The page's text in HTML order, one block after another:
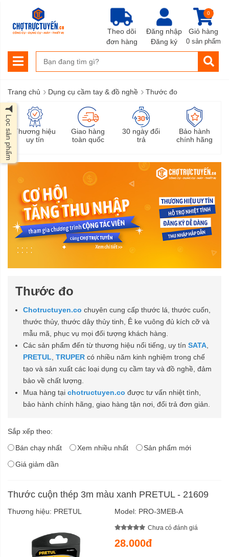
Đăng nhập
Đăng ký
Giỏ hàng
0
0 sản phẩm
Theo dõi
đơn hàng
Trang chủ › Dụng cụ cầm tay & đồ nghề › Thước đo
Thương hiệu
uy tín
Giao hàng
toàn quốc
30 ngày đổi
trả
Bảo hành
chính hãng
Thước đo
Chotructuyen.co chuyên cung cấp thước lá, thước cuốn,
thước thủy, thước dây thủy tinh, Ê ke vuông đủ kích cỡ và
mẫu mã, phục vụ mọi đối tượng khách hàng.
Các sản phẩm đến từ thương hiệu nổi tiếng, uy tín SATA
PRETUL TRUPER có nhiều năm kinh nghiệm trong chế
tạo và sản xuất các loại dụng cụ cầm tay và đồ nghề, đảm
bảo về chất lượng.
Mua hàng tại chotructuyen.co được tư vấn nhiệt tình,
bảo hành chính hãng, giao hàng tận nơi, đổi trả đơn giản.
Sắp xếp theo:
Bán chạy nhất
Xem nhiều nhất
Sản phẩm mới
Giá giảm dần
Thước cuộn thép 3m màu xanh PRETUL - 21609
Thương hiệu: PRETUL Model: PRO-3MEB-A
Chưa có đánh giá
28.000đ
Lọc sản phẩm